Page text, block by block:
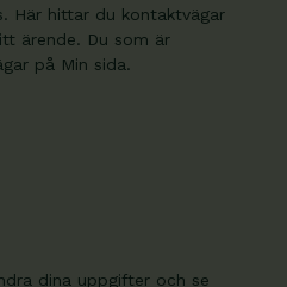
Här hittar du kontaktvägar
ärende. Du som är
på Min sida.
dina uppgifter och se